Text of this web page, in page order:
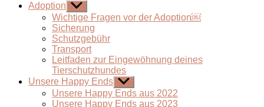
Adoption Untermenü
anzeigen
Wichtige Fragen vor der Adoption￼
Sicherung
Schutzgebühr
Transport
Leitfaden zur Eingewöhnung deines
Tierschutzhundes
Unsere Happy Ends Untermenü
anzeigen
Unsere Happy Ends aus 2022
Unsere Happy Ends aus 2023